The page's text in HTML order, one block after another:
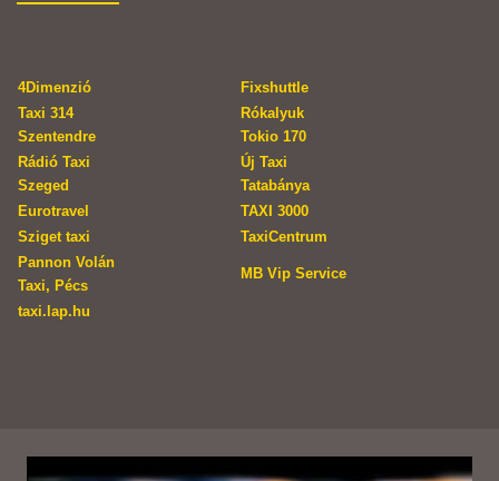
4Dimenzió
Fixshuttle
Taxi 314
Szentendre
Rókalyuk
Tokio 170
Rádió Taxi
Szeged
Új Taxi
Tatabánya
Eurotravel
TAXI 3000
Sziget taxi
TaxiCentrum
Pannon Volán
Taxi, Pécs
MB Vip Service
taxi.lap.hu